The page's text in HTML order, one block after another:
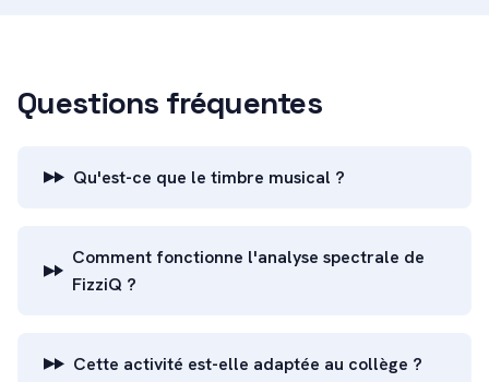
Questions fréquentes
Qu'est-ce que le timbre musical ?
Comment fonctionne l'analyse spectrale de
FizziQ ?
Cette activité est-elle adaptée au collège ?